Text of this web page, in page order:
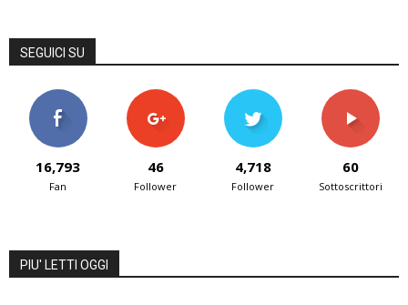
SEGUICI SU
16,793
Fan
46
Follower
4,718
Follower
60
Sottoscrittori
PIU' LETTI OGGI